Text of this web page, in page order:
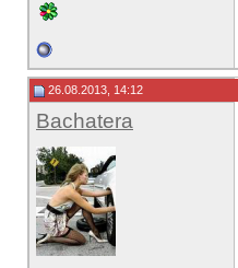
26.08.2013, 14:12
Bachatera